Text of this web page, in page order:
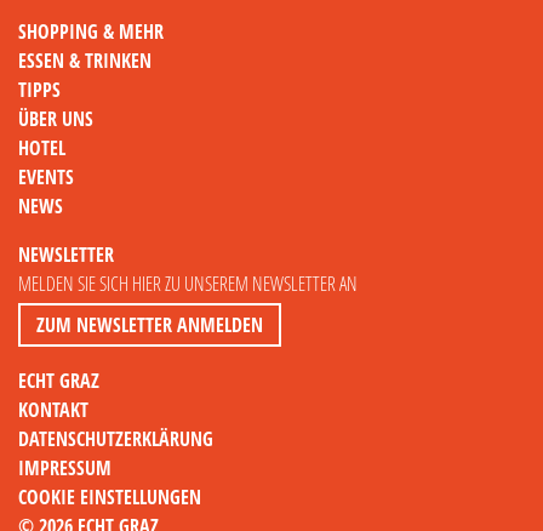
SHOPPING & MEHR
ESSEN & TRINKEN
TIPPS
ÜBER UNS
HOTEL
EVENTS
NEWS
NEWSLETTER
MELDEN SIE SICH HIER ZU UNSEREM NEWSLETTER AN
ZUM NEWSLETTER ANMELDEN
ECHT GRAZ
KONTAKT
DATENSCHUTZERKLÄRUNG
IMPRESSUM
COOKIE EINSTELLUNGEN